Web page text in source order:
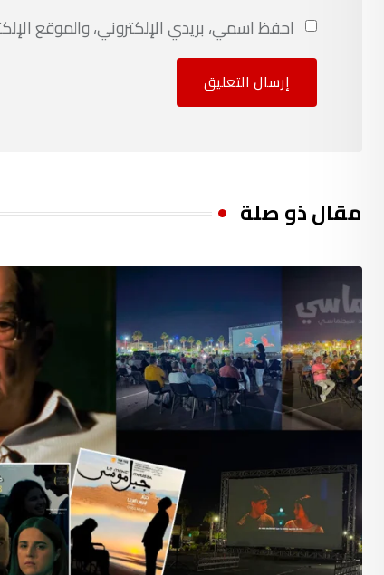
احفظ اسمي، بريدي الإلكتروني، والموقع
مقال ذو صلة